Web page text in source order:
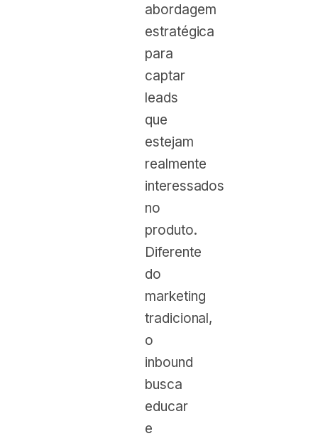
abordagem
estratégica
para
captar
leads
que
estejam
realmente
interessados
no
produto.
Diferente
do
marketing
tradicional,
o
inbound
busca
educar
e